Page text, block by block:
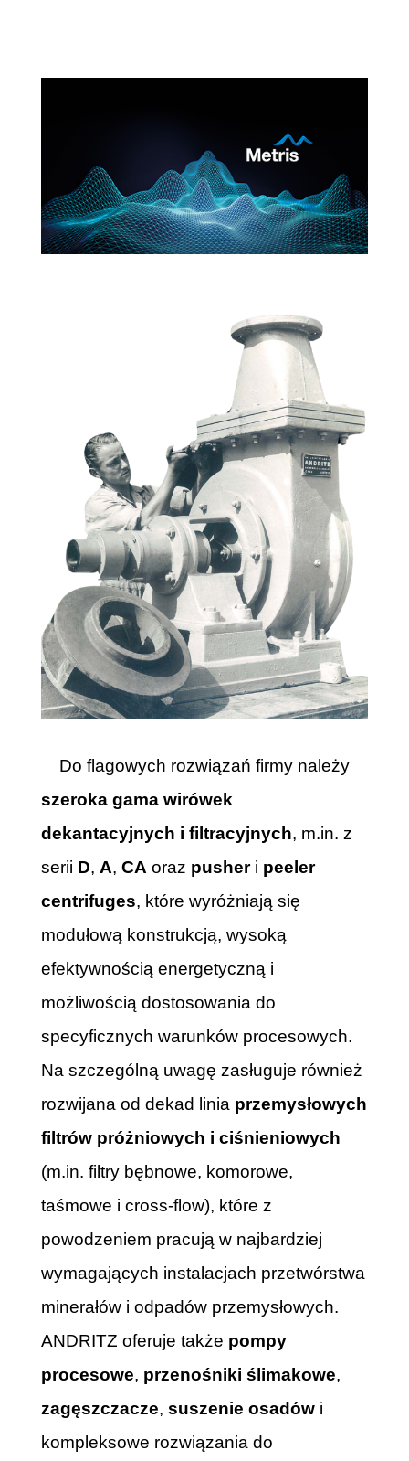
Do flagowych rozwiązań firmy należy
szeroka gama wirówek
dekantacyjnych i filtracyjnych, m.in. z
serii D, A, CA oraz pusheri peeler
centrifuges, które wyróżniają się
modułową konstrukcją, wysoką
efektywnością energetyczną i
możliwością dostosowania do
specyficznych warunków procesowych.
Na szczególną uwagę zasługuje również
rozwijana od dekad linia przemysłowych
filtrów próżniowych i ciśnieniowych
(m.in. filtry bębnowe, komorowe,
taśmowe i cross-flow), które z
powodzeniem pracują w najbardziej
wymagających instalacjach przetwórstwa
minerałów i odpadów przemysłowych.
ANDRITZ oferuje także pompy
procesowe, przenośniki ślimakowe,
zagęszczacze, suszenie osadówi
kompleksowe rozwiązania do